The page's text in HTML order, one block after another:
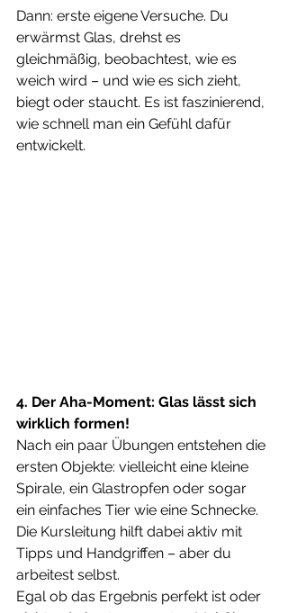
Dann: erste eigene Versuche. Du
erwärmst Glas, drehst es
gleichmäßig, beobachtest, wie es
weich wird – und wie es sich zieht,
biegt oder staucht. Es ist faszinierend,
wie schnell man ein Gefühl dafür
entwickelt.
4. Der Aha-Moment: Glas lässt sich
wirklich formen!
Nach ein paar Übungen entstehen die
ersten Objekte: vielleicht eine kleine
Spirale, ein Glastropfen oder sogar
ein einfaches Tier wie eine Schnecke.
Die Kursleitung hilft dabei aktiv mit
Tipps und Handgriffen – aber du
arbeitest selbst.
Egal ob das Ergebnis perfekt ist oder